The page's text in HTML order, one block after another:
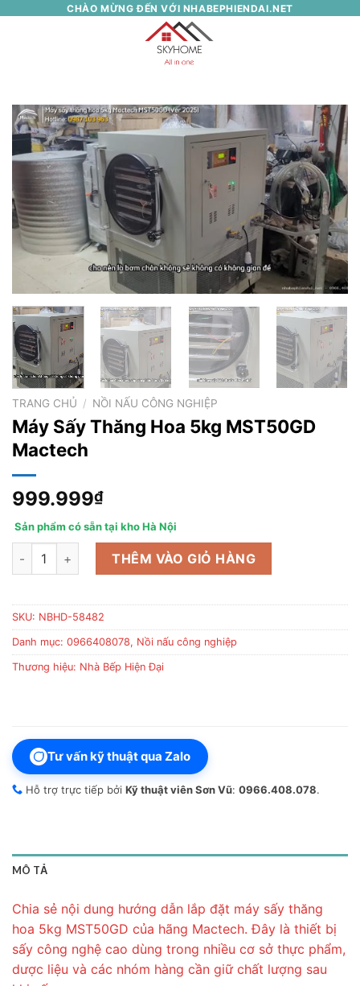
CHÀO MỪNG ĐẾN VỚI NHABEPHIENDAI.NET
TRANG CHỦ / NỒI NẤU CÔNG NGHIỆP
Máy Sấy Thăng Hoa 5kg MST50GD
Mactech
999.999₫
Sản phẩm có sẵn tại kho Hà Nội
Máy Sấy Thăng Hoa 5kg MST50GD Mactech số lượng
THÊM VÀO GIỎ HÀNG
SKU: NBHD-58482
Danh mục: 0966408078, Nồi nấu công nghiệp
Thương hiệu: Nhà Bếp Hiện Đại
Tư vấn kỹ thuật qua Zalo
Hỗ trợ trực tiếp bởi Kỹ thuật viên Sơn Vũ: 0966.408.078.
MÔ TẢ
Chia sẻ nội dung hướng dẫn lắp đặt máy sấy thăng
hoa 5kg MST50GD của hãng Mactech. Đây là thiết bị
sấy công nghệ cao dùng trong nhiều cơ sở thực phẩm,
dược liệu và các nhóm hàng cần giữ chất lượng sau